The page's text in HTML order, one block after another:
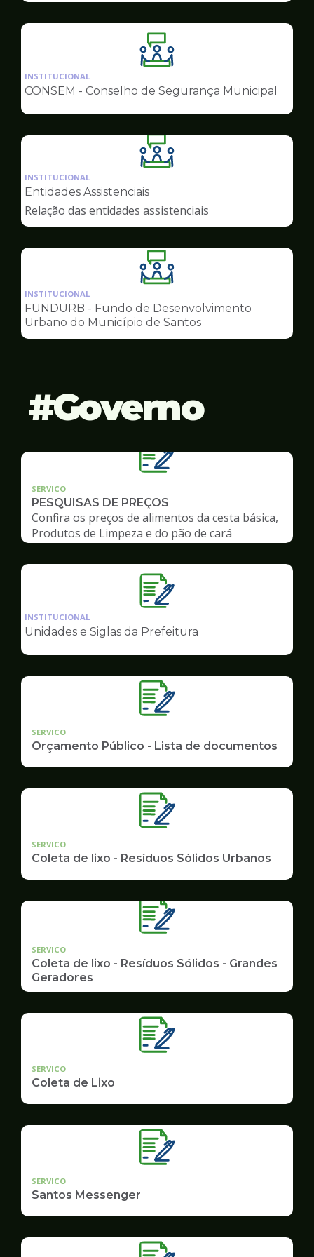
Ilustração
da
pagina
Conselhos
INSTITUCIONAL
CONSEM - Conselho de Segurança Municipal
Ilustração
da
de
Conselhos
INSTITUCIONAL
Entidades Assistenciais
Relação das entidades assistenciais
Ilustração
da
pagina
de
Conselhos
INSTITUCIONAL
FUNDURB - Fundo de Desenvolvimento
Urbano do Município de Santos
Governo
SERVICO
PESQUISAS DE PREÇOS
Confira os preços de alimentos da cesta básica,
Produtos de Limpeza e do pão de cará
Ilustração
da
pagina
Governo
INSTITUCIONAL
Unidades e Siglas da Prefeitura
SERVICO
Orçamento Público - Lista de documentos
SERVICO
Coleta de lixo - Resíduos Sólidos Urbanos
SERVICO
Coleta de lixo - Resíduos Sólidos - Grandes
Geradores
SERVICO
Coleta de Lixo
SERVICO
Santos Messenger